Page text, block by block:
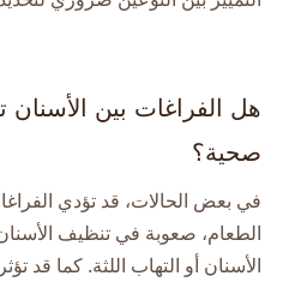
هل الفراغات بين
صحية؟
في بعض الحالات، قد تؤدي
الطعام، صعوبة في تنظيف
الأسنان أو التهاب اللثة. كما